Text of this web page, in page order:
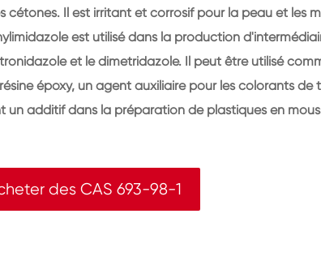
cétones. Il est irritant et corrosif pour la peau et les
est utilisé dans la production
et le dimetridazole. Il peut être utilisé
époxy, un agent auxiliaire pour les colorants de
un additif dans la préparation de plastiques en
des CAS 693-98-1